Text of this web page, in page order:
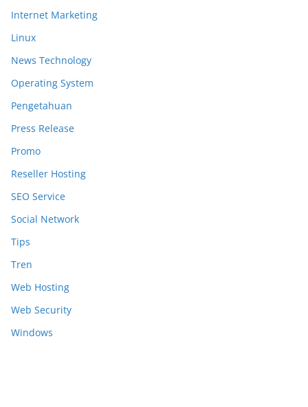
Internet Marketing
Linux
News Technology
Operating System
Pengetahuan
Press Release
Promo
Reseller Hosting
SEO Service
Social Network
Tips
Tren
Web Hosting
Web Security
Windows